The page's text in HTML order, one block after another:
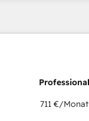
711 €/Monat